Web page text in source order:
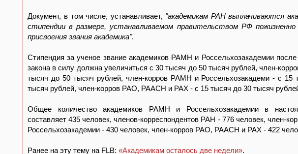
Документ, в том числе, устанавливает, "академикам РАН выплачиваются
стипендии в размере, устанавливаемом правительством РФ
присвоения звания академика".
Стипендия за ученое звание академиков РАМН и Россельхозакадемии после
закона в силу должна увеличиться с 30 тысяч до 50 тысяч рублей, член-
тысяч до 50 тысяч рублей, член-корров РАМН и Россельхозакадеми - с 15
тысяч рублей, член-корров РАО, РААСН и PAX - с 15 тысяч до 30 тысяч
Общее количество академиков РАМН и Россельхозакадемии в
составляет 435 человек, членов-корреспондентов РАН - 776 человек, член-
Россельхозакадемии - 430 человек, член-корров РАО, РААСН и PAX - 422
Ранее на эту тему на FLB: «Академикам осталось две недели».